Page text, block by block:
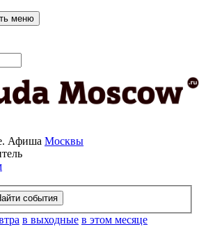
меню
Афиша Москвы
в выходные в этом месяце